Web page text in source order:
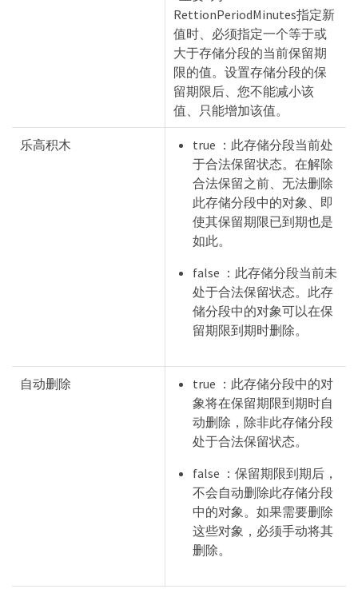
RettionPeriodMinutes指定新
值时、必须指定一个等于或
大于存储分段的当前保留期
限的值。设置存储分段的保
留期限后、您不能减小该
值、只能增加该值。
乐高积木
true ：此存储分段当前处
于合法保留状态。在解除
合法保留之前、无法删除
此存储分段中的对象、即
使其保留期限已到期也是
如此。
false ：此存储分段当前未
处于合法保留状态。此存
储分段中的对象可以在保
留期限到期时删除。
自动删除
true ：此存储分段中的对
象将在保留期限到期时自
动删除，除非此存储分段
处于合法保留状态。
false ：保留期限到期后，
不会自动删除此存储分段
中的对象。如果需要删除
这些对象，必须手动将其
删除。